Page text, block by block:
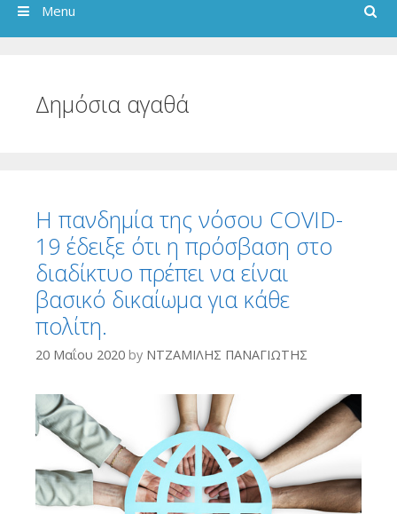
Search
Menu
Δημόσια αγαθά
Η πανδημία της νόσου COVID-
19 έδειξε ότι η πρόσβαση στο
διαδίκτυο πρέπει να είναι
βασικό δικαίωμα για κάθε
πολίτη.
20 Μαΐου 2020 by ΝΤΖΑΜΙΛΗΣ ΠΑΝΑΓΙΩΤΗΣ